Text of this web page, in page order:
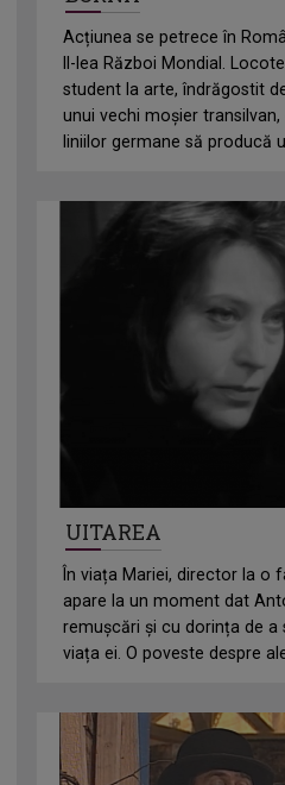
Acțiunea se petrece în
II-lea Război Mondial.
student la arte, îndrăgostit
unui vechi moșier
liniilor germane să producă
UITAREA
În viața Mariei, director la o
apare la un moment dat
remușcări și cu dorința de a
viața ei. O poveste despre